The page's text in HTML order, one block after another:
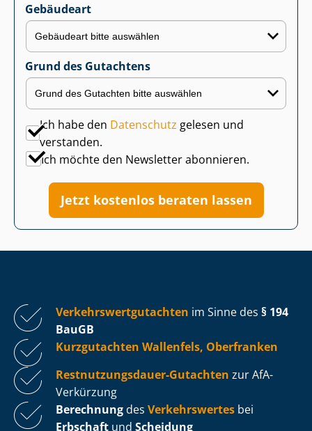
Gebäudeart
Grund des Gutachtens
Ich habe den Datenschutz gelesen und
verstanden.
Ich möchte den Newsletter abonnieren.
Jetzt kostenlos beraten lassen
Ver­kehrs­wert­gut­ach­ten im Sinne des § 194
BauGB
Kurzgutachten Wallenfels, Oberfranken
Rest­nut­zungs­dau­er-Gutachten zur AfA-
Verkürzung
Berechnung des Verkehrswertes bei
Erbschaft und Scheidung